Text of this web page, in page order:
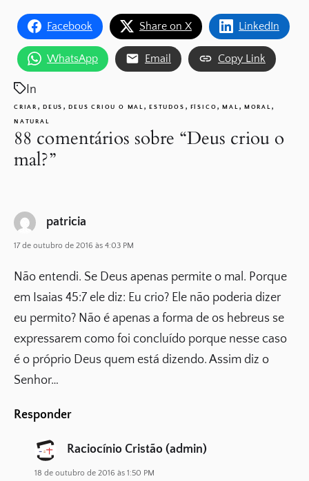
Facebook Share on X LinkedIn
WhatsApp Email Copy Link
In
CRIAR , DEUS ,DEUS CRIOU O MAL ,ESTUDOS , FÍSICO ,MAL , MORAL ,
NATURAL
88 comentários sobre “Deus criou o
mal?”
patricia
17 de outubro de 2016 às 4:03 PM
Não entendi. Se Deus apenas permite o mal. Porque
em Isaias 45:7 ele diz: Eu crio? Ele não poderia dizer
eu permito? Não é apenas a forma de os hebreus se
expressarem como foi concluído porque nesse caso
é o próprio Deus quem está dizendo. Assim diz o
Senhor…
Responder
Raciocínio Cristão (admin)
18 de outubro de 2016 às 1:50 PM